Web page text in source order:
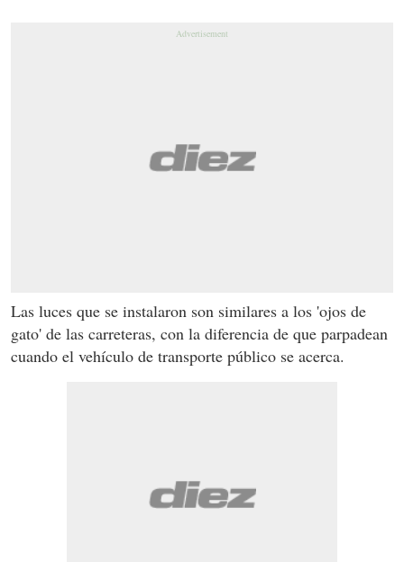
Las luces que se instalaron son similares a los 'ojos de
gato' de las carreteras, con la diferencia de que parpadean
cuando el vehículo de transporte público se acerca.